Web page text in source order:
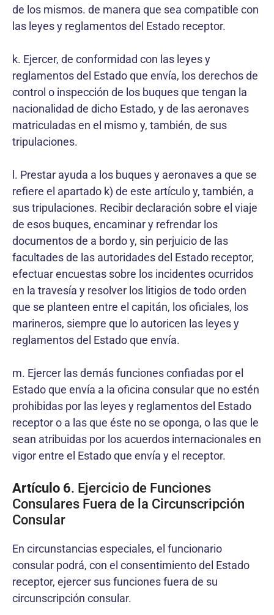
de los mismos. de manera que sea compatible con
las leyes y reglamentos del Estado receptor.
k. Ejercer, de conformidad con las leyes y
reglamentos del Estado que envía, los derechos de
control o inspección de los buques que tengan la
nacionalidad de dicho Estado, y de las aeronaves
matriculadas en el mismo y, también, de sus
tripulaciones.
l. Prestar ayuda a los buques y aeronaves a que se
refiere el apartado k) de este artículo y, también, a
sus tripulaciones. Recibir declaración sobre el viaje
de esos buques, encaminar y refrendar los
documentos de a bordo y, sin perjuicio de las
facultades de las autoridades del Estado receptor,
efectuar encuestas sobre los incidentes ocurridos
en la travesía y resolver los litigios de todo orden
que se planteen entre el capitán, los oficiales, los
marineros, siempre que lo autoricen las leyes y
reglamentos del Estado que envía.
m. Ejercer las demás funciones confiadas por el
Estado que envía a la oficina consular que no estén
prohibidas por las leyes y reglamentos del Estado
receptor o a las que éste no se oponga, o las que le
sean atribuidas por los acuerdos internacionales en
vigor entre el Estado que envía y el receptor.
Artículo 6. Ejercicio de Funciones
Consulares Fuera de la Circunscripción
Consular
En circunstancias especiales, el funcionario
consular podrá, con el consentimiento del Estado
receptor, ejercer sus funciones fuera de su
circunscripción consular.